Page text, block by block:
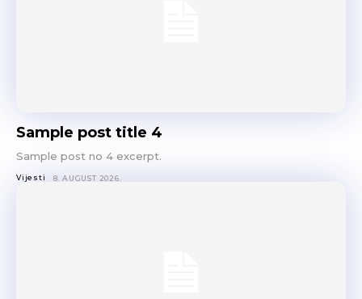
Sample post title 4
Sample post no 4 excerpt.
Vijesti 8. AUGUST 2026.